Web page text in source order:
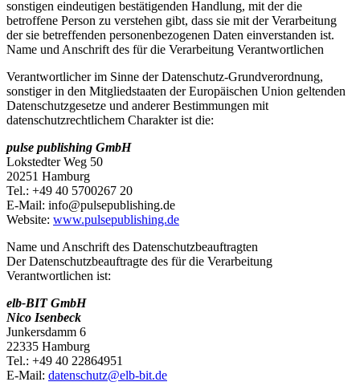
sonstigen eindeutigen bestätigenden Handlung, mit der die
betroffene Person zu verstehen gibt, dass sie mit der Verarbeitung
der sie betreffenden personenbezogenen Daten einverstanden ist.
Name und Anschrift des für die Verarbeitung Verantwortlichen
Verantwortlicher im Sinne der Datenschutz-Grundverordnung,
sonstiger in den Mitgliedstaaten der Europäischen Union geltenden
Datenschutzgesetze und anderer Bestimmungen mit
datenschutzrechtlichem Charakter ist die:
pulse publishing GmbH
Lokstedter Weg 50
20251 Hamburg
Tel.: +49 40 5700267 20
E-Mail: info@pulsepublishing.de
Website: www.pulsepublishing.de
Name und Anschrift des Datenschutzbeauftragten
Der Datenschutzbeauftragte des für die Verarbeitung
Verantwortlichen ist:
elb-BIT GmbH
Nico Isenbeck
Junkersdamm 6
22335 Hamburg
Tel.: +49 40 22864951
E-Mail: datenschutz@elb-bit.de